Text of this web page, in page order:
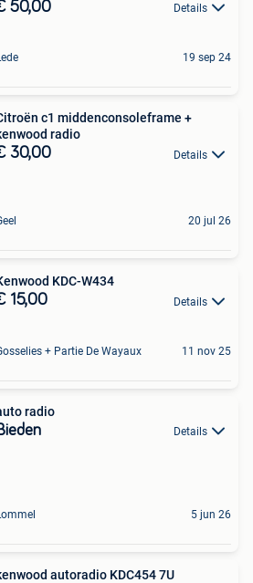
50,00 Details
19 sep 24
c1 middenconsoleframe +
radio
30,00 Details
20 jul 26
KDC-W434
15,00 Details
+ Partie De Wayaux 11 nov 25
radio
Details
5 jun 26
autoradio KDC454 7U